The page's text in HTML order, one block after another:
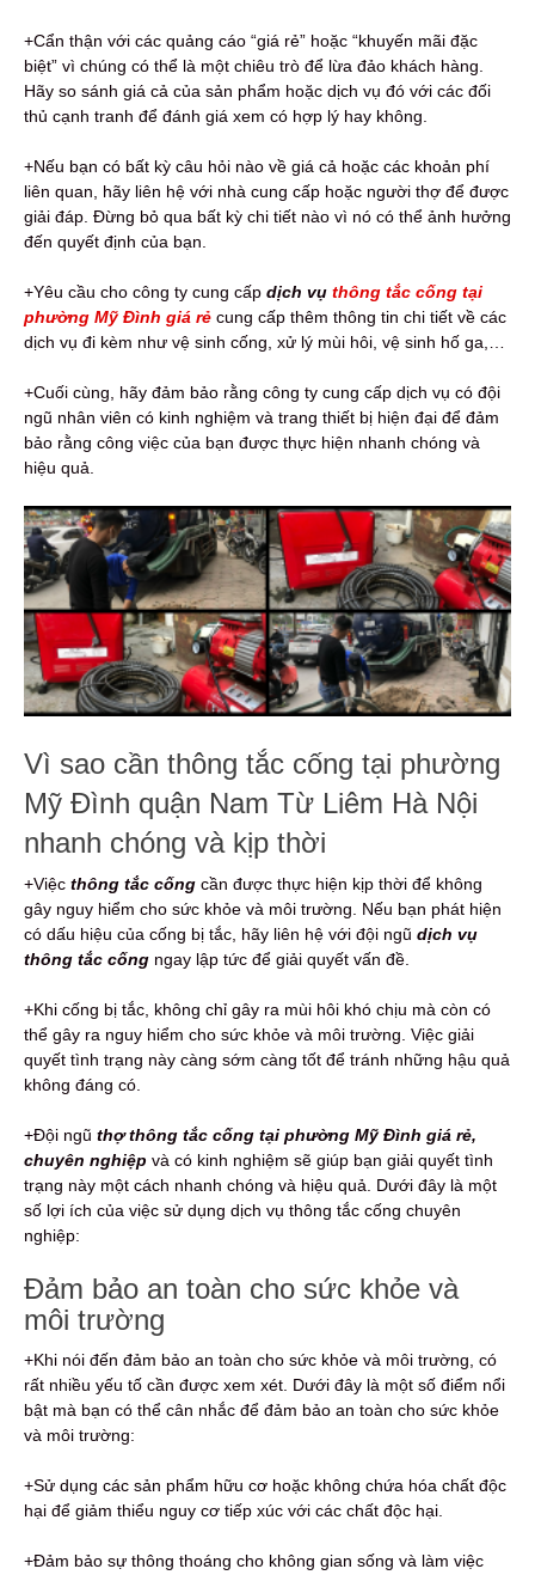
+Cẩn thận với các quảng cáo “giá rẻ” hoặc “khuyến mãi đặc
biệt” vì chúng có thể là một chiêu trò để lừa đảo khách hàng.
Hãy so sánh giá cả của sản phẩm hoặc dịch vụ đó với các đối
thủ cạnh tranh để đánh giá xem có hợp lý hay không.
+Nếu bạn có bất kỳ câu hỏi nào về giá cả hoặc các khoản phí
liên quan, hãy liên hệ với nhà cung cấp hoặc người thợ để được
giải đáp. Đừng bỏ qua bất kỳ chi tiết nào vì nó có thể ảnh hưởng
đến quyết định của bạn.
+Yêu cầu cho công ty cung cấp dịch vụ thông tắc cống tại
phường Mỹ Đình giá rẻ cung cấp thêm thông tin chi tiết về các
dịch vụ đi kèm như vệ sinh cống, xử lý mùi hôi, vệ sinh hố ga,…
+Cuối cùng, hãy đảm bảo rằng công ty cung cấp dịch vụ có đội
ngũ nhân viên có kinh nghiệm và trang thiết bị hiện đại để đảm
bảo rằng công việc của bạn được thực hiện nhanh chóng và
hiệu quả.
Vì sao cần thông tắc cống tại phường
Mỹ Đình quận Nam Từ Liêm Hà Nội
nhanh chóng và kịp thời
+Việc thông tắc cống cần được thực hiện kịp thời để không
gây nguy hiểm cho sức khỏe và môi trường. Nếu bạn phát hiện
có dấu hiệu của cống bị tắc, hãy liên hệ với đội ngũ dịch vụ
thông tắc cống ngay lập tức để giải quyết vấn đề.
+Khi cống bị tắc, không chỉ gây ra mùi hôi khó chịu mà còn có
thể gây ra nguy hiểm cho sức khỏe và môi trường. Việc giải
quyết tình trạng này càng sớm càng tốt để tránh những hậu quả
không đáng có.
+Đội ngũ thợ thông tắc cống tại phường Mỹ Đình giá rẻ,
chuyên nghiệp và có kinh nghiệm sẽ giúp bạn giải quyết tình
trạng này một cách nhanh chóng và hiệu quả. Dưới đây là một
số lợi ích của việc sử dụng dịch vụ thông tắc cống chuyên
nghiệp:
Đảm bảo an toàn cho sức khỏe và
môi trường
+Khi nói đến đảm bảo an toàn cho sức khỏe và môi trường, có
rất nhiều yếu tố cần được xem xét. Dưới đây là một số điểm nổi
bật mà bạn có thể cân nhắc để đảm bảo an toàn cho sức khỏe
và môi trường:
+Sử dụng các sản phẩm hữu cơ hoặc không chứa hóa chất độc
hại để giảm thiểu nguy cơ tiếp xúc với các chất độc hại.
+Đảm bảo sự thông thoáng cho không gian sống và làm việc